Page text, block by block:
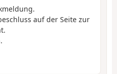
auf der Seite zur